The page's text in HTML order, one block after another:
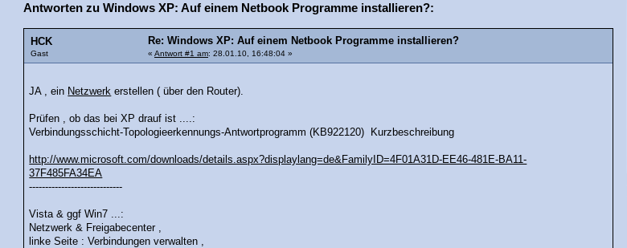
Antworten zu Windows XP: Auf einem Netbook Programme installieren?:
HCK
Gast
Re: Windows XP: Auf einem Netbook Programme installieren?
« Antwort #1 am: 28.01.10, 16:48:04 »
JA , ein Netzwerk erstellen ( über den Router).
Prüfen , ob das bei XP drauf ist ....:
Verbindungsschicht-Topologieerkennungs-Antwortprogramm (KB922120) Kurzbeschreibung
http://www.microsoft.com/downloads/details.aspx?displaylang=de&FamilyID=4F01A31D-EE46-481E-BA11-
37F485FA34EA
-----------------------------
Vista & ggf Win7 ...:
Netzwerk & Freigabecenter ,
linke Seite : Verbindungen verwalten ,